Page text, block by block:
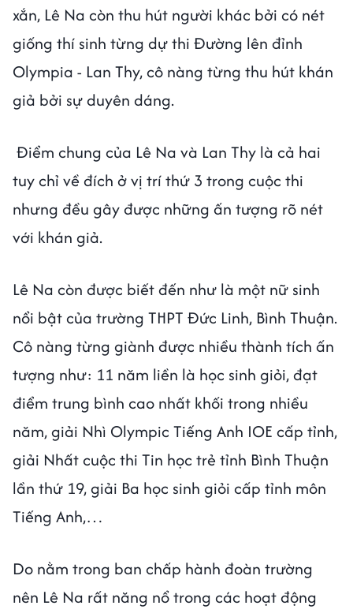
xắn, Lê Na còn thu hút người khác bởi có nét
giống thí sinh từng dự thi Đường lên đỉnh
Olympia - Lan Thy, cô nàng từng thu hút khán
giả bởi sự duyên dáng.
Điểm chung của Lê Na và Lan Thy là cả hai
tuy chỉ về đích ở vị trí thứ 3 trong cuộc thi
nhưng đều gây được những ấn tượng rõ nét
với khán giả.
Lê Na còn được biết đến như là một nữ sinh
nổi bật của trường THPT Đức Linh, Bình Thuận.
Cô nàng từng giành được nhiều thành tích ấn
tượng như: 11 năm liền là học sinh giỏi, đạt
điểm trung bình cao nhất khối trong nhiều
năm, giải Nhì Olympic Tiếng Anh IOE cấp tỉnh,
giải Nhất cuộc thi Tin học trẻ tỉnh Bình Thuận
lần thứ 19, giải Ba học sinh giỏi cấp tỉnh môn
Tiếng Anh,…
Do nằm trong ban chấp hành đoàn trường
nên Lê Na rất năng nổ trong các hoạt động